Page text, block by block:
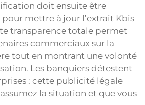
doit ensuite être
pour mettre à jour l’extrait Kbis
transparence totale permet
commerciaux sur la
tout en montrant une volonté
Les banquiers détestent
: cette publicité légale
la situation et que vous